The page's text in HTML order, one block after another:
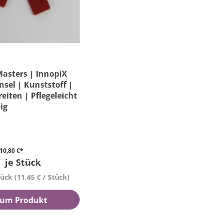
| InnopiX
| Kunststoff |
| Pflegeleicht
€*
je Stück
(11,45 € / Stück)
Produkt